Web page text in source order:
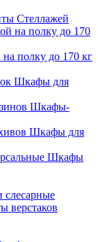
Стеллажей
полку до 170 кг
Шкафы для
Шкафы-
Шкафы для
Шкафы
слесарные
верстаков